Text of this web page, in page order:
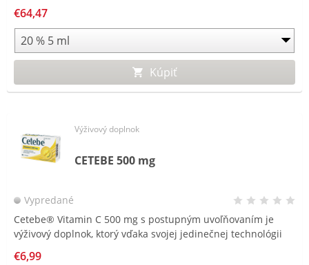
€64,47
Kúpiť
Výživový doplnok
CETEBE 500 mg
Vypredané
Cetebe® Vitamin C 500 mg s postupným uvoľňovaním je
výživový doplnok, ktorý vďaka svojej jedinečnej technológii
organizmus vitamínom C po celý deň.
€6,99